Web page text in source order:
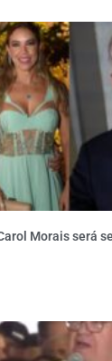
Morais será